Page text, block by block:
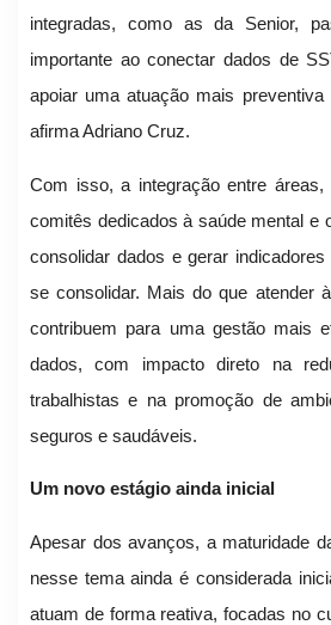
integradas, como as da Senior,
importante ao conectar dados de
apoiar uma atuação mais preventiva
afirma Adriano Cruz.
Com isso, a integração entre
comitês dedicados à saúde mental e
consolidar dados e gerar
se consolidar. Mais do que atender
contribuem para uma gestão mais
dados, com impacto direto na
trabalhistas e na promoção de
seguros e saudáveis.
Um novo estágio ainda inicial
Apesar dos avanços, a maturidade
nesse tema ainda é considerada
atuam de forma reativa, focadas no